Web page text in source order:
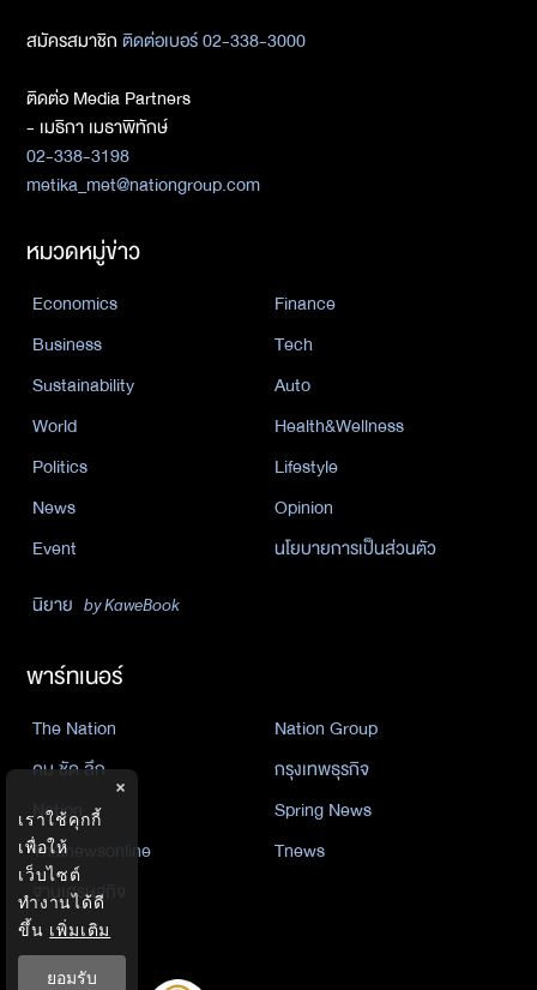
สมัครสมาชิกติดต่อเบอร์ 02-338-3000
ติดต่อ Media Partners
- เมธิกา เมธาพิทักษ์
02-338-3198
metika_met@nationgroup.com
หมวดหมู่ข่าว
Economics
Finance
Business
Tech
Sustainability
Auto
World
Health&Wellness
Politics
Lifestyle
News
Opinion
Event
นโยบายการเป็นส่วนตัว
นิยาย by KaweBook
พาร์ทเนอร์
The Nation
Nation Group
คม ชัด ลึก
กรุงเทพธุรกิจ
Nation
Spring News
Thainewsonline
Tnews
ฐานเศรษฐกิจ
×
เราใช้คุกกี้
เพื่อให้
เว็บไซต์
ทำงานได้ดี
ขึ้น เพิ่มเติม
ยอมรับ